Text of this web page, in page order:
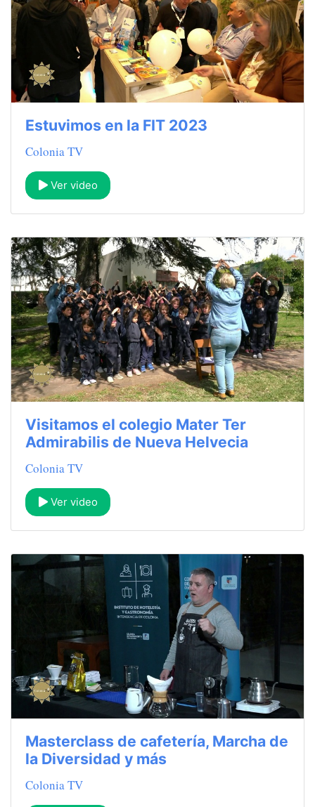
Estuvimos en la FIT 2023
Colonia TV
Ver video
Visitamos el colegio Mater Ter
Admirabilis de Nueva Helvecia
Colonia TV
Ver video
Masterclass de cafetería, Marcha de
la Diversidad y más
Colonia TV